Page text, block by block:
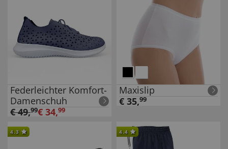
Federleichter Komfort-
Damenschuh
€49,99€ 34,99
Maxislip
€ 35,99
4.3 4.4